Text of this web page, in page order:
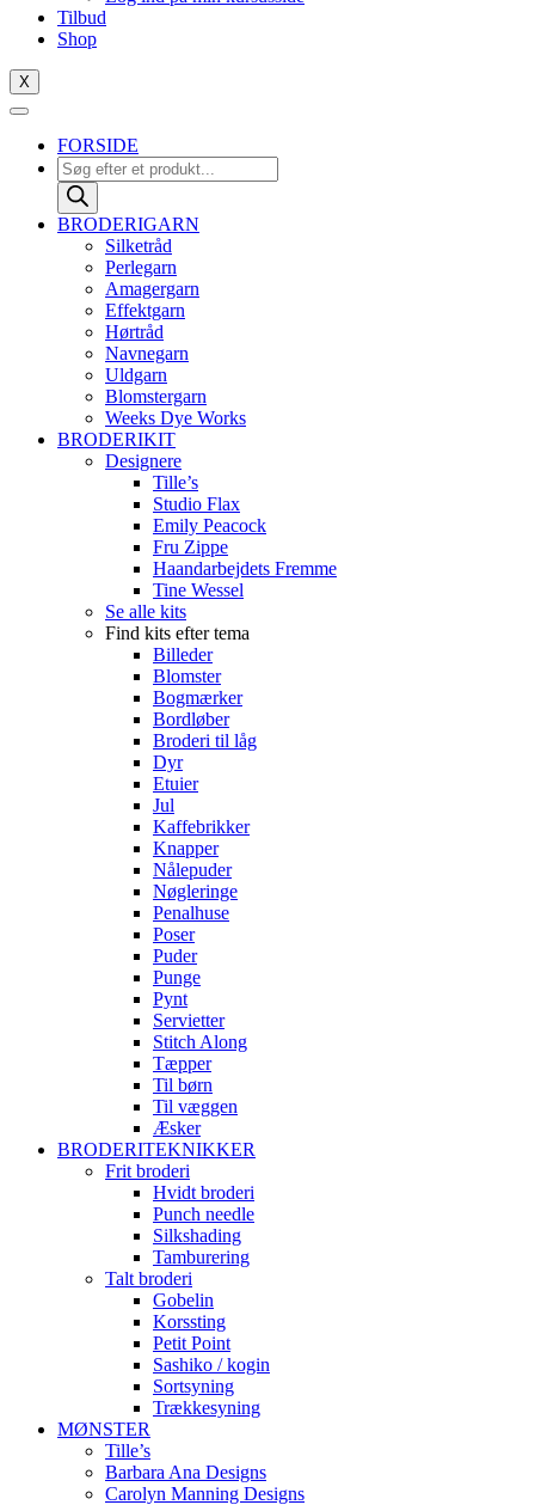
Tilbud
Shop
X
FORSIDE
Products
search
BRODERIGARN
Silketråd
Perlegarn
Amagergarn
Effektgarn
Hørtråd
Navnegarn
Uldgarn
Blomstergarn
Weeks Dye Works
BRODERIKIT
Designere
Tille’s
Studio Flax
Emily Peacock
Fru Zippe
Haandarbejdets Fremme
Tine Wessel
Se alle kits
Find kits efter tema
Billeder
Blomster
Bogmærker
Bordløber
Broderi til låg
Dyr
Etuier
Jul
Kaffebrikker
Knapper
Nålepuder
Nøgleringe
Penalhuse
Poser
Puder
Punge
Pynt
Servietter
Stitch Along
Tæpper
Til børn
Til væggen
Æsker
BRODERITEKNIKKER
Frit broderi
Hvidt broderi
Punch needle
Silkshading
Tamburering
Talt broderi
Gobelin
Korssting
Petit Point
Sashiko / kogin
Sortsyning
Trækkesyning
MØNSTER
Tille’s
Barbara Ana Designs
Carolyn Manning Designs